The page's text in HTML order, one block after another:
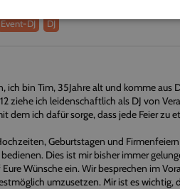
Event-DJ DJ
ich bin Tim, 35Jahre alt und komme
ziehe ich leidenschaftlich als DJ von
dem ich dafür sorge, dass jede Feier zu
Geburtstagen und
Dies ist mir bisher immer
Wünsche ein. Wir besprechen im
umzusetzen. Mir ist es wichtig,